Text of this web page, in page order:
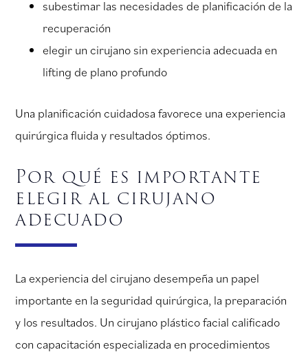
subestimar las necesidades de planificación de la
recuperación
elegir un cirujano sin experiencia adecuada en
lifting de plano profundo
Una planificación cuidadosa favorece una experiencia
quirúrgica fluida y resultados óptimos.
Por qué es importante
elegir al cirujano
adecuado
La experiencia del cirujano desempeña un papel
importante en la seguridad quirúrgica, la preparación
y los resultados. Un cirujano plástico facial calificado
con capacitación especializada en procedimientos